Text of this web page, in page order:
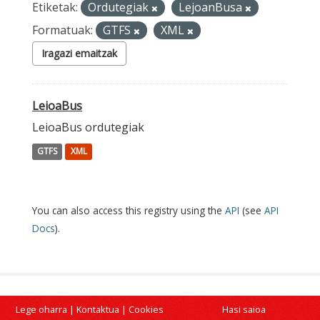
Etiketak: Ordutegiak
LejoanBusa
Formatuak:
GTFS XML
Iragazi emaitzak
LeioaBus
LeioaBus ordutegiak
GTFS XML
You can also access this registry using the API (see API
Docs).
Lege oharra | Kontaktua | Cookies Hasi saioa